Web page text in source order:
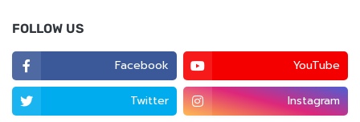
FOLLOW US
Facebook YouTube
Twitter Instagram